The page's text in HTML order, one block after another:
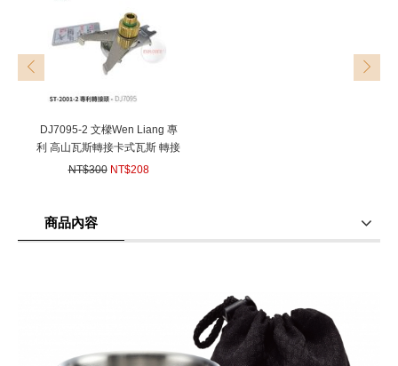
DJ7095-2 文樑Wen Liang 專
利 高山瓦斯轉接卡式瓦斯 轉接
頭ST-2001-2 (台灣製造)
NT$300 NT$208
prev next
商品內容